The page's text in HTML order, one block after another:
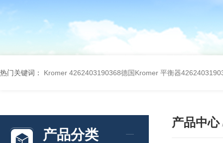
热门关键词： Kromer 4262403190368德国Kromer 平衡器
产品分类
产品中心